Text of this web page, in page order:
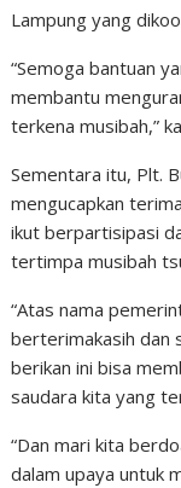
Lampung yang
“Semoga bantuan
membantu
terkena musibah,”
Sementara itu, Plt.
mengucapkan
ikut berpartisipasi
tertimpa musibah
“Atas nama
berterimakasih dan
berikan ini bisa
saudara kita yang
“Dan mari kita
dalam upaya untuk